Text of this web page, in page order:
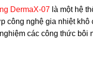
DermaX-07 là một hệ
công nghệ gia nhiệt
các công thức bôi